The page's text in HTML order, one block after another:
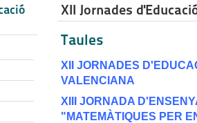
XII Jornades
Taules
XII JORNADES
VALENCIANA
XIII JORNADA
"MATEMÀTIQUES PER